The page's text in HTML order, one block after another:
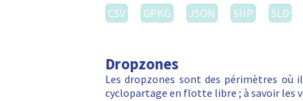
CSV
GPKG JSON SHP SLD
Dropzones
Les dropzones sont des périmètres où
cyclopartage en flotte libre ; à savoir